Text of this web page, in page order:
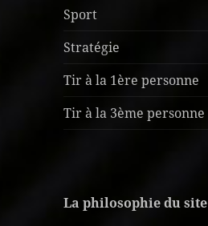
Sport
Stratégie
Tir à la 1ère personne
Tir à la 3ème personne
La philosophie du site